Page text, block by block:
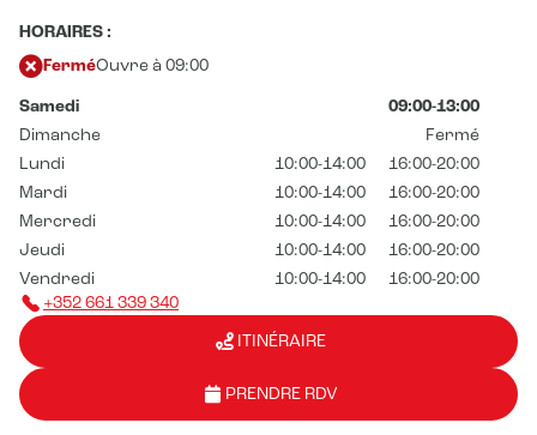
HORAIRES :
FerméOuvre à 09:00
Samedi
09:00-13:00
Dimanche
Fermé
Lundi
10:00-14:00
16:00-20:00
Mardi
10:00-14:00
16:00-20:00
Mercredi
10:00-14:00
16:00-20:00
Jeudi
10:00-14:00
16:00-20:00
Vendredi
10:00-14:00
16:00-20:00
+352 661 339 340
ITINÉRAIRE
PRENDRE RDV